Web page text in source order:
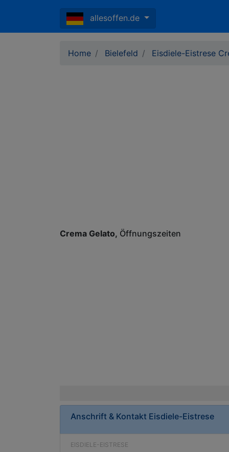
allesoffen.de
Home Bielefeld Eisdiele-Eistrese
Crema Gelato Öffnungszeiten
Anschrift & Kontakt Eisdiele-Eistrese
EISDIELE-EISTRESE